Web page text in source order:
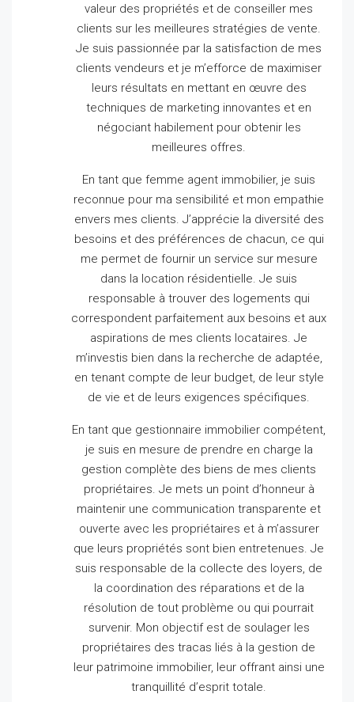
valeur des propriétés et de conseiller mes
clients sur les meilleures stratégies de vente.
Je suis passionnée par la satisfaction de mes
clients vendeurs et je m’efforce de maximiser
leurs résultats en mettant en œuvre des
techniques de marketing innovantes et en
négociant habilement pour obtenir les
meilleures offres.
En tant que femme agent immobilier, je suis
reconnue pour ma sensibilité et mon empathie
envers mes clients. J’apprécie la diversité des
besoins et des préférences de chacun, ce qui
me permet de fournir un service sur mesure
dans la location résidentielle. Je suis
responsable à trouver des logements qui
correspondent parfaitement aux besoins et aux
aspirations de mes clients locataires. Je
m’investis bien dans la recherche de adaptée,
en tenant compte de leur budget, de leur style
de vie et de leurs exigences spécifiques.
En tant que gestionnaire immobilier compétent,
je suis en mesure de prendre en charge la
gestion complète des biens de mes clients
propriétaires. Je mets un point d’honneur à
maintenir une communication transparente et
ouverte avec les propriétaires et à m’assurer
que leurs propriétés sont bien entretenues. Je
suis responsable de la collecte des loyers, de
la coordination des réparations et de la
résolution de tout problème ou qui pourrait
survenir. Mon objectif est de soulager les
propriétaires des tracas liés à la gestion de
leur patrimoine immobilier, leur offrant ainsi une
tranquillité d’esprit totale.